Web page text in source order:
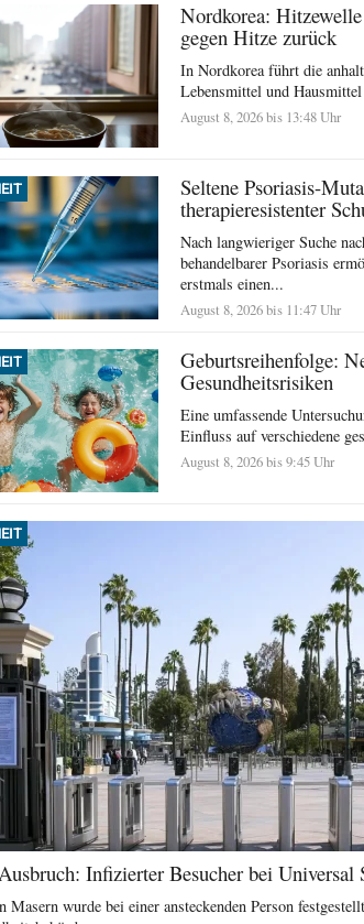
Nordkorea:
gegen Hitze zurück
In Nordkorea führt die
Lebensmittel und
August 8, 2026 bis 13:48 Uhr
Seltene Psoriasis-
therapieresistenter
Nach langwieriger Suche
behandelbarer Psoriasis
erstmals einen...
August 8, 2026 bis 11:47 Uhr
Geburtsreihenfolge:
Gesundheitsrisiken
Eine umfassende
Einfluss auf verschiedene
August 8, 2026 bis 9:45 Uhr
Infizierter Besucher bei Universal
Masern wurde bei einer ansteckenden Person